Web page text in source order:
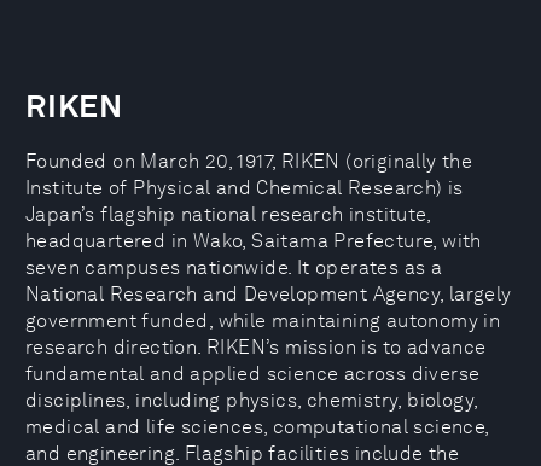
RIKEN
Founded on March 20, 1917, RIKEN (originally the
Institute of Physical and Chemical Research) is
Japan’s flagship national research institute,
headquartered in Wako, Saitama Prefecture, with
seven campuses nationwide. It operates as a
National Research and Development Agency, largely
government funded, while maintaining autonomy in
research direction. RIKEN’s mission is to advance
fundamental and applied science across diverse
disciplines, including physics, chemistry, biology,
medical and life sciences, computational science,
and engineering. Flagship facilities include the